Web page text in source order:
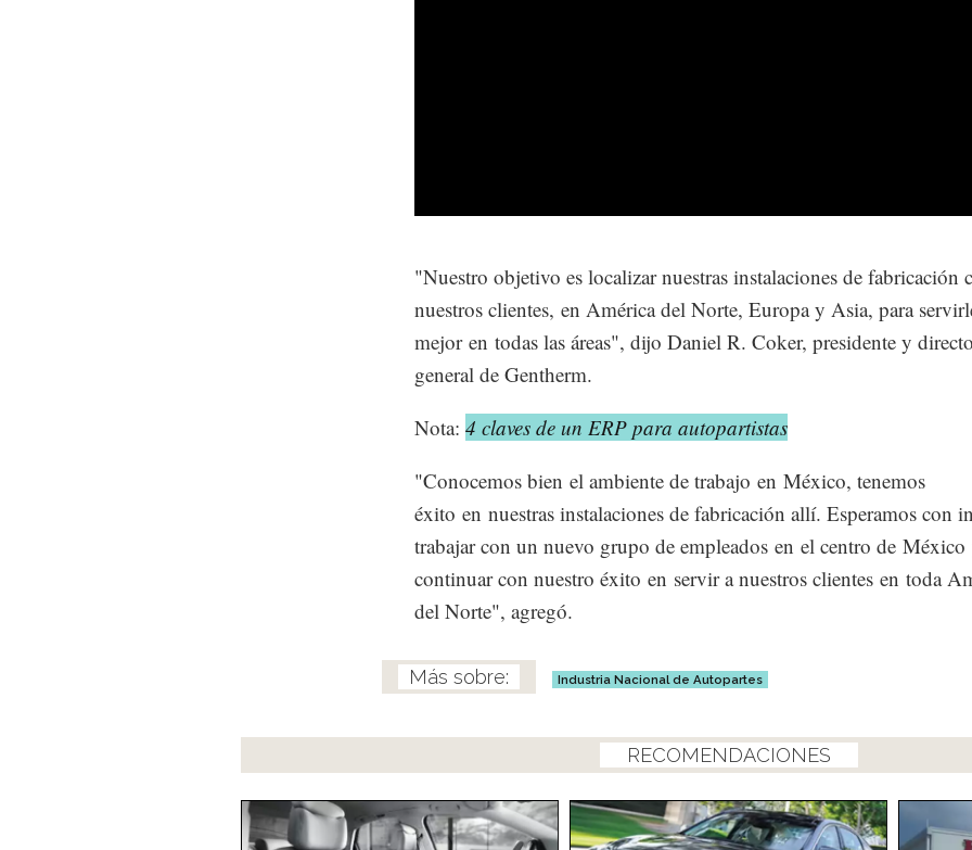
"Nuestro objetivo es localizar nuestras instalaciones de fabricación
nuestros clientes, en América del Norte, Europa y Asia, para
mejor en todas las áreas", dijo Daniel R. Coker, presidente y
general de Gentherm.
Nota: 4 claves de un ERP para autopartistas
"Conocemos bien el ambiente de trabajo en México, tenemos
éxito en nuestras instalaciones de fabricación allí. Esperamos con
trabajar con un nuevo grupo de empleados en el centro de México
continuar con nuestro éxito en servir a nuestros clientes en toda
del Norte", agregó.
Industria Nacional de Autopartes
RECOMENDACIONES